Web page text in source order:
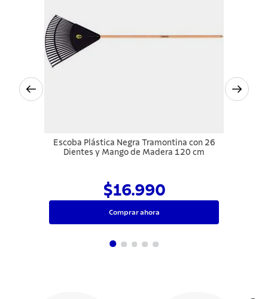
Escoba Plástica Negra Tramontina con 26
Dientes y Mango de Madera 120 cm
$16.990
Comprar ahora